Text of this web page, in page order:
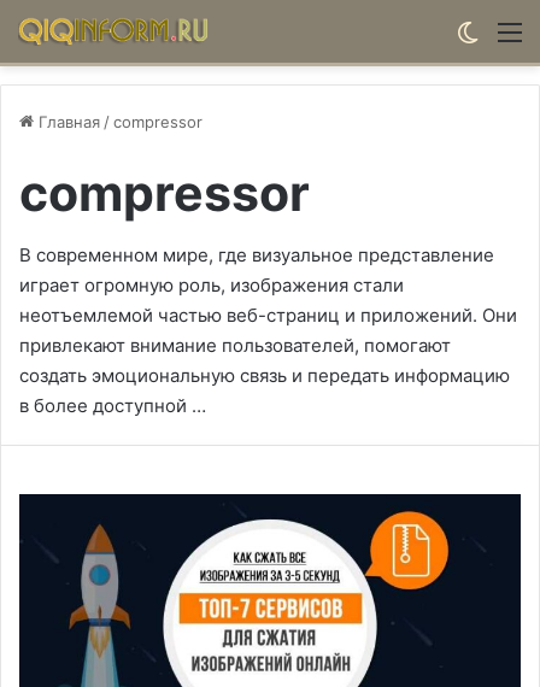
Главная /compressor
compressor
В современном мире, где визуальное представление
играет огромную роль, изображения стали
неотъемлемой частью веб-страниц и приложений. Они
привлекают внимание пользователей, помогают
создать эмоциональную связь и передать информацию
в более доступной …